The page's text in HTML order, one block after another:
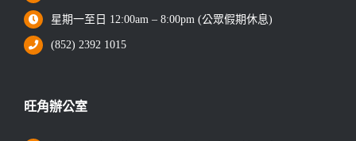
星期一至日 12:00am – 8:00pm (公眾假期休息)
(852) 2392 1015
旺角辦公室